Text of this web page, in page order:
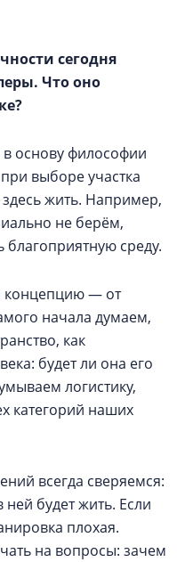
сегодня
Что оно
основу философии
выборе участка
жить. Например,
не берём,
благоприятную среду.
концепцию — от
начала думаем,
как
будет ли она его
логистику,
категорий наших
всегда сверяемся:
ней будет жить. Если
плохая.
на вопросы: зачем